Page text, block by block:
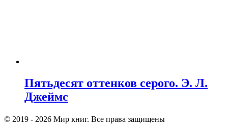
Пятьдесят оттенков серого. Э. Л.
Джеймс
© 2019 - 2026 Мир книг. Все права защищены